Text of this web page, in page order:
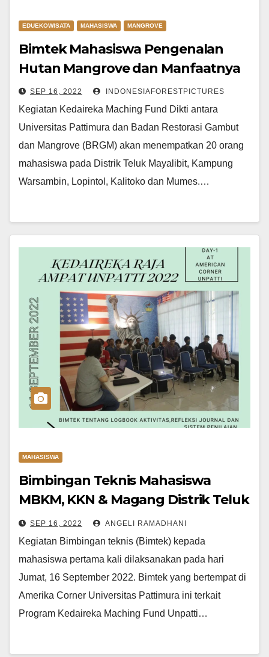
EDUEKOWISATA MAHASISWA MANGROVE
Bimtek Mahasiswa Pengenalan
Hutan Mangrove dan Manfaatnya
SEP 16, 2022 INDONESIAFORESTPICTURES
Kegiatan Kedaireka Maching Fund Dikti antara
Universitas Pattimura dan Badan Restorasi Gambut
dan Mangrove (BRGM) akan menempatkan 20 orang
mahasiswa pada Distrik Teluk Mayalibit, Kampung
Warsambin, Lopintol, Kalitoko dan Mumes.…
MAHASISWA
Bimbingan Teknis Mahasiswa
MBKM, KKN & Magang Distrik Teluk
Mayalibit Raja Ampat
SEP 16, 2022 ANGELI RAMADHANI
Kegiatan Bimbingan teknis (Bimtek) kepada
mahasiswa pertama kali dilaksanakan pada hari
Jumat, 16 September 2022. Bimtek yang bertempat di
Amerika Corner Universitas Pattimura ini terkait
Program Kedaireka Maching Fund Unpatti…